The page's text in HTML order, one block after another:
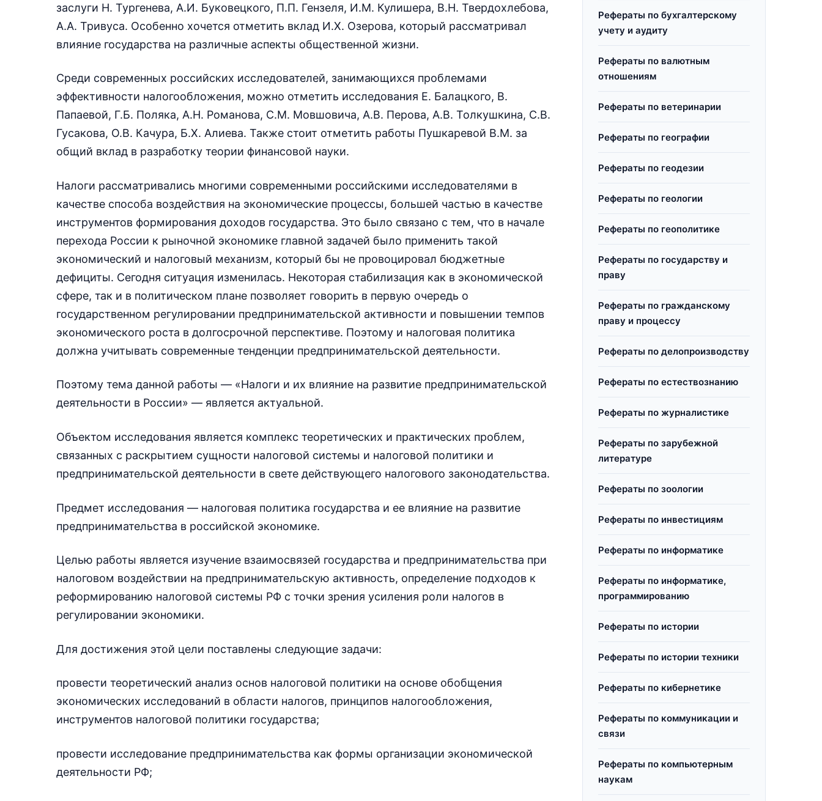
заслуги Н. Тургенева, А.И. Буковецкого, П.П. Гензеля, И.М. Кулишера, В.Н. Твердохлебова,
А.А. Тривуса. Особенно хочется отметить вклад И.Х. Озерова, который рассматривал
влияние государства на различные аспекты общественной жизни.
Среди современных российских исследователей, занимающихся проблемами
эффективности налогообложения, можно отметить исследования Е. Балацкого, В.
Папаевой, Г.Б. Поляка, А.Н. Романова, С.М. Мовшовича, А.В. Перова, А.В. Толкушкина, С.В.
Гусакова, О.В. Качура, Б.Х. Алиева. Также стоит отметить работы Пушкаревой В.М. за
общий вклад в разработку теории финансовой науки.
Налоги рассматривались многими современными российскими исследователями в
качестве способа воздействия на экономические процессы, большей частью в качестве
инструментов формирования доходов государства. Это было связано с тем, что в начале
перехода России к рыночной экономике главной задачей было применить такой
экономический и налоговый механизм, который бы не провоцировал бюджетные
дефициты. Сегодня ситуация изменилась. Некоторая стабилизация как в экономической
сфере, так и в политическом плане позволяет говорить в первую очередь о
государственном регулировании предпринимательской активности и повышении темпов
экономического роста в долгосрочной перспективе. Поэтому и налоговая политика
должна учитывать современные тенденции предпринимательской деятельности.
Поэтому тема данной работы — «Налоги и их влияние на развитие предпринимательской
деятельности в России» — является актуальной.
Объектом исследования является комплекс теоретических и практических проблем,
связанных с раскрытием сущности налоговой системы и налоговой политики и
предпринимательской деятельности в свете действующего налогового законодательства.
Предмет исследования — налоговая политика государства и ее влияние на развитие
предпринимательства в российской экономике.
Целью работы является изучение взаимосвязей государства и предпринимательства при
налоговом воздействии на предпринимательскую активность, определение подходов к
реформированию налоговой системы РФ с точки зрения усиления роли налогов в
регулировании экономики.
Для достижения этой цели поставлены следующие задачи:
провести теоретический анализ основ налоговой политики на основе обобщения
экономических исследований в области налогов, принципов налогообложения,
инструментов налоговой политики государства;
провести исследование предпринимательства как формы организации экономической
деятельности РФ;
Рефераты по бухгалтерскому
учету и аудиту
Рефераты по валютным
отношениям
Рефераты по ветеринарии
Рефераты по географии
Рефераты по геодезии
Рефераты по геологии
Рефераты по геополитике
Рефераты по государству и
праву
Рефераты по гражданскому
праву и процессу
Рефераты по делопроизводству
Рефераты по естествознанию
Рефераты по журналистике
Рефераты по зарубежной
литературе
Рефераты по зоологии
Рефераты по инвестициям
Рефераты по информатике
Рефераты по информатике,
программированию
Рефераты по истории
Рефераты по истории техники
Рефераты по кибернетике
Рефераты по коммуникации и
связи
Рефераты по компьютерным
наукам